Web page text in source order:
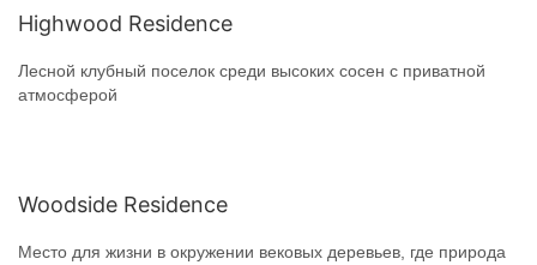
Highwood Residence
Лесной клубный поселок среди высоких сосен с приватной
атмосферой
Woodside Residence
Место для жизни в окружении вековых деревьев, где природа